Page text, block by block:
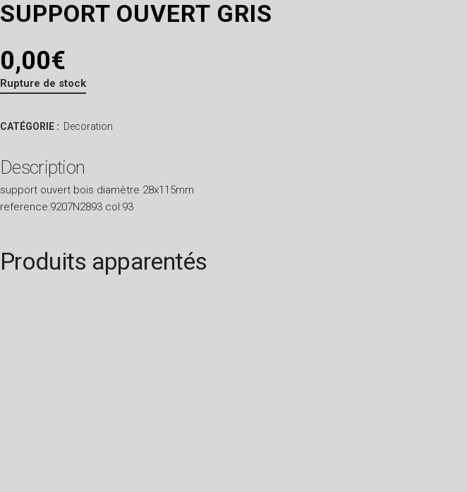
SUPPORT OUVERT GRIS
0,00€
Rupture de stock
CATÉGORIE : Decoration
Description
support ouvert bois diamètre 28x115mm
reference:9207N2893 col:93
Produits apparentés